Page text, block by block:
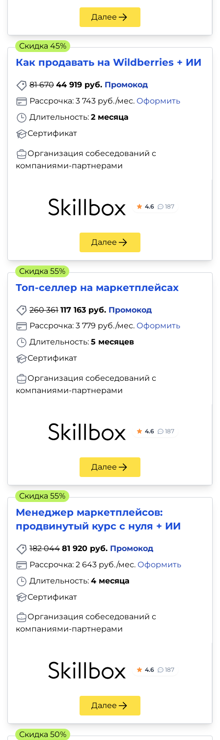
Далее
Как продавать на Wildberries + ИИ
81 670 44 919 руб. Промокод
Длительность: 2 месяца
Сертификат
Рассрочка: 3 743 руб./мес. Оформить
Организация собеседований с
компаниями-партнерами
4.6 187
Далее
Скидка 45%
Топ-селлер на маркетплейсах
260 361 117 163 руб. Промокод
Длительность: 5 месяцев
Сертификат
Рассрочка: 3 779 руб./мес. Оформить
Организация собеседований с
компаниями-партнерами
4.6 187
Далее
Скидка 55%
Менеджер маркетплейсов:
продвинутый курс с нуля + ИИ
182 044 81 920 руб. Промокод
Длительность: 4 месяца
Сертификат
Рассрочка: 2 643 руб./мес. Оформить
Организация собеседований с
компаниями-партнерами
4.6 187
Далее
Скидка 55%
Скидка 50%